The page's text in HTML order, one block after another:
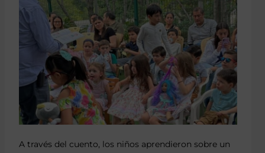
A través del cuento, los niños aprendieron sobre un